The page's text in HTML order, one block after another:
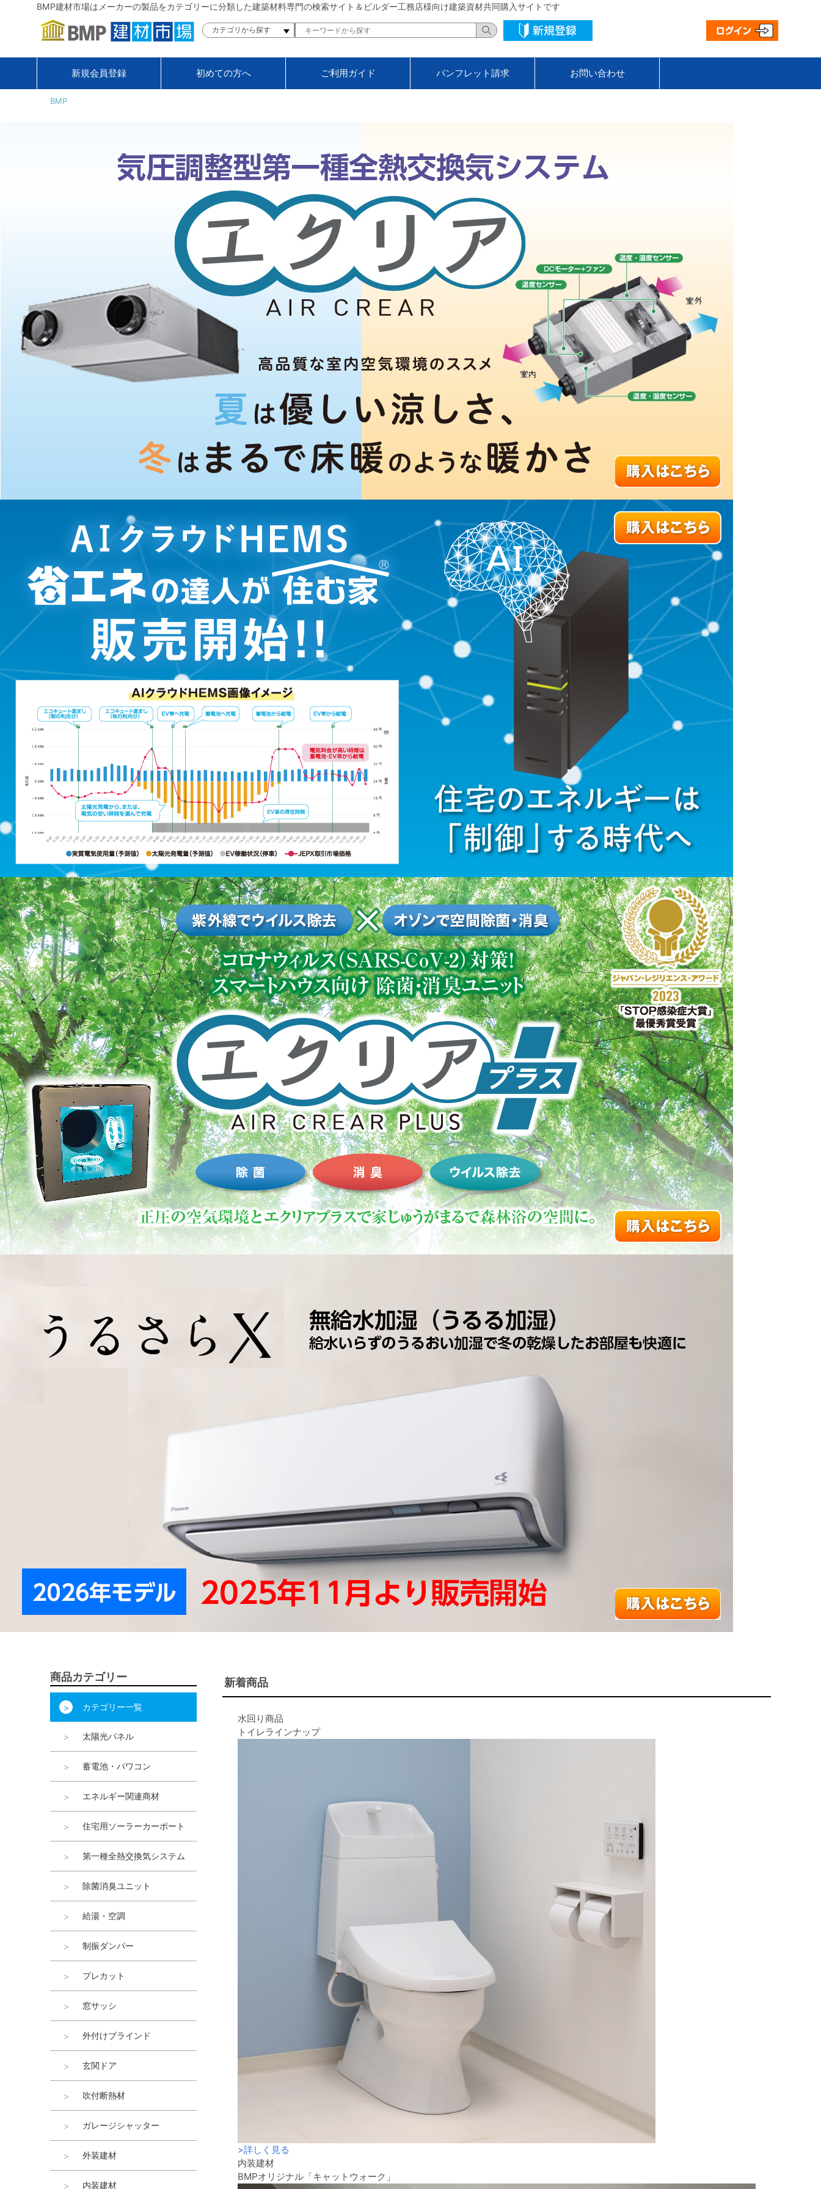
BMP建材市場はメーカーの製品をカテゴリーに分類した建築材料専門の検索サイト＆ビルダー工務店様向け建築資材共同購入サイトです
カテゴリから探す
新規会員登録 初めての方へ ご利用ガイド パンフレット請求 お問い合わせ
BMP
新着商品
水回り商品
トイレラインナップ
>詳しく見る
内装建材
BMPオリジナル「キャットウォーク」
商品カテゴリー
カテゴリー一覧
太陽光パネル
蓄電池・パワコン
エネルギー関連商材
住宅用ソーラーカーポート
第一種全熱交換気システム
除菌消臭ユニット
給湯・空調
制振ダンパー
プレカット
窓サッシ
外付けブラインド
玄関ドア
吹付断熱材
ガレージシャッター
外装建材
内装建材